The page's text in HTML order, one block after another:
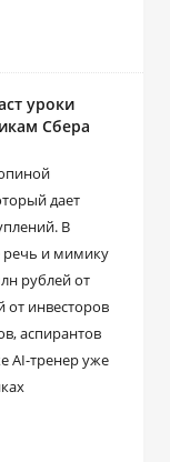
уроки
Сбера
дает
В
речь и мимику
рублей от
от инвесторов
аспирантов
AI-тренер уже